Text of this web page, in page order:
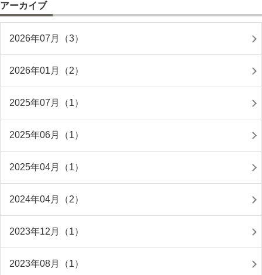
アーカイブ
2026年07月（3）
2026年01月（2）
2025年07月（1）
2025年06月（1）
2025年04月（1）
2024年04月（2）
2023年12月（1）
2023年08月（1）